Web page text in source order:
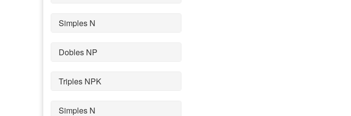
Simples N
Dobles NP
Triples NPK
Simples N